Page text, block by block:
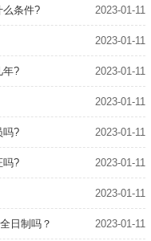
么条件? 2023-01-11
2023-01-11
年? 2023-01-11
2023-01-11
吗? 2023-01-11
吗? 2023-01-11
2023-01-11
日制吗？ 2023-01-11